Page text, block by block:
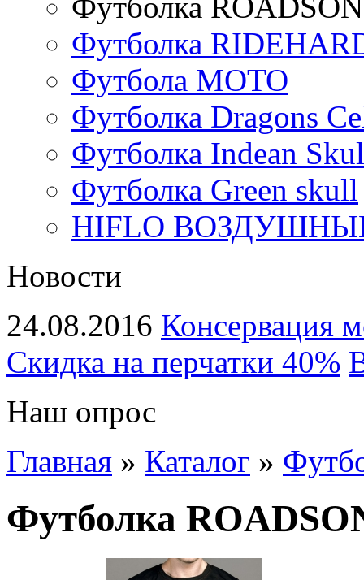
Футболка
Футбола МОТО
Футболка Dragons
Футболка Indean
Футболка Green skull
HIFLO
Новости
24.08.2016 Консервация
Скидка на перчатки 40%
Наш опрос
Главная » Каталог »
Футболка